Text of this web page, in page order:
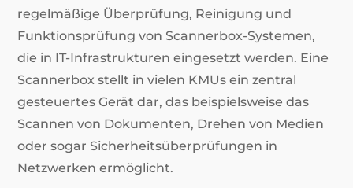
regelmäßige Überprüfung, Reinigung und
Funktionsprüfung von Scannerbox-Systemen,
die in IT-Infrastrukturen eingesetzt werden. Eine
Scannerbox stellt in vielen KMUs ein zentral
gesteuertes Gerät dar, das beispielsweise das
Scannen von Dokumenten, Drehen von Medien
oder sogar Sicherheitsüberprüfungen in
Netzwerken ermöglicht.